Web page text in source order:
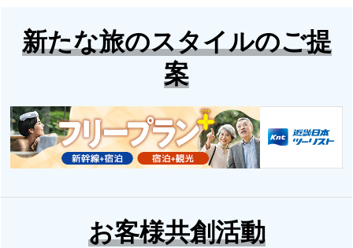
新たな旅のスタイルのご提
案
お客様共創活動